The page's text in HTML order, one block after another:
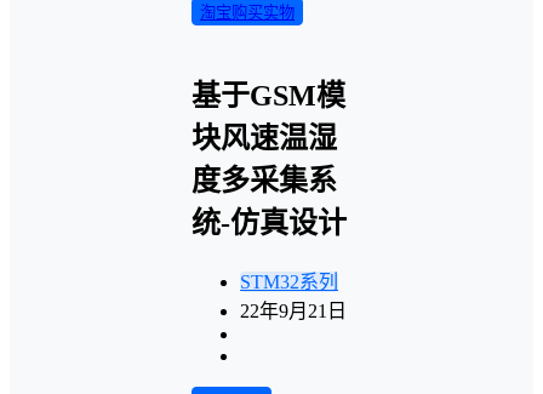
淘宝购买实物
基于GSM模
块风速温湿
度多采集系
统-仿真设计
STM32系列
22年9月21日